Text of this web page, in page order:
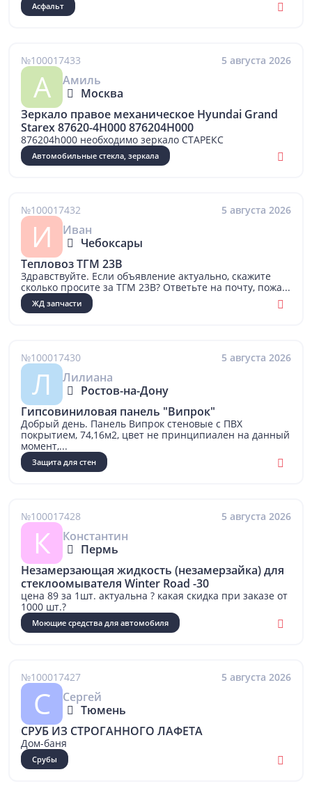
Асфальт
А
Амиль
Москва
5 августа 2026
№100017433
Зеркало правое механическое Hyundai Grand
Starex 87620-4H000 876204H000
876204h000 необходимо зеркало СТАРЕКС
Автомобильные стекла, зеркала
И
Иван
Чебоксары
5 августа 2026
№100017432
Тепловоз ТГМ 23В
Здравствуйте. Если объявление актуально, скажите
сколько просите за ТГМ 23В? Ответьте на почту, пожа...
ЖД запчасти
Л
Лилиана
Ростов-на-Дону
5 августа 2026
№100017430
Гипсовиниловая панель "Випрок"
Добрый день. Панель Випрок стеновые с ПВХ
покрытием, 74,16м2, цвет не принципиален на данный
момент,...
Защита для стен
К
Константин
Пермь
5 августа 2026
№100017428
Незамерзающая жидкость (незамерзайка) для
стеклоомывателя Winter Road -30
цена 89 за 1шт. актуальна ? какая скидка при заказе от
1000 шт.?
Моющие средства для автомобиля
С
Сергей
Тюмень
5 августа 2026
№100017427
СРУБ ИЗ СТРОГАННОГО ЛАФЕТА
Дом-баня
Срубы